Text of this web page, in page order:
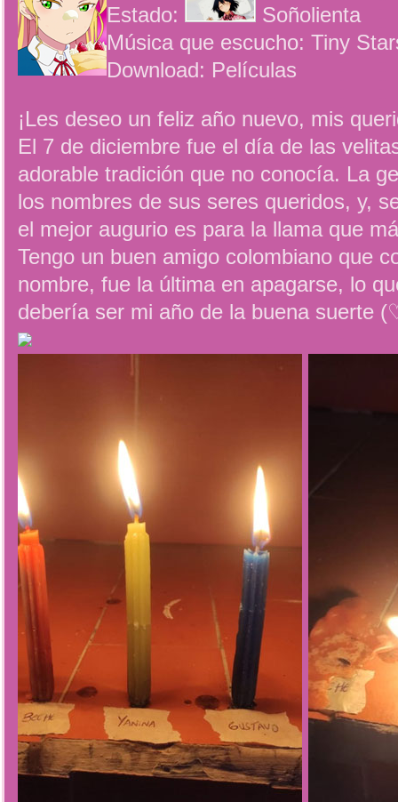
Estado:
Soñolienta
Música que escucho: Tiny
Download: Películas
¡Les deseo un feliz año nuevo, mis
El 7 de diciembre fue el día de las
adorable tradición que no conocía. La
los nombres de sus seres queridos, y,
el mejor augurio es para la llama que
Tengo un buen amigo colombiano que
nombre, fue la última en apagarse, lo
debería ser mi año de la buena suerte